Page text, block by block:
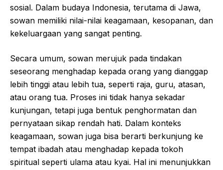
sosial. Dalam budaya Indonesia, terutama di Jawa,
sowan memiliki nilai-nilai keagamaan, kesopanan, dan
kekeluargaan yang sangat penting.
Secara umum, sowan merujuk pada tindakan
seseorang menghadap kepada orang yang dianggap
lebih tinggi atau lebih tua, seperti raja, guru, atasan,
atau orang tua. Proses ini tidak hanya sekadar
kunjungan, tetapi juga bentuk penghormatan dan
pernyataan sikap rendah hati. Dalam konteks
keagamaan, sowan juga bisa berarti berkunjung ke
tempat ibadah atau menghadap kepada tokoh
spiritual seperti ulama atau kyai. Hal ini menunjukkan